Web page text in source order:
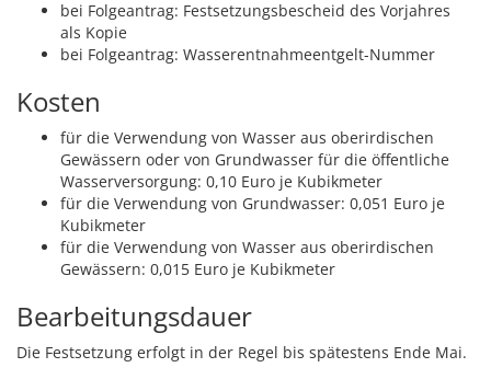
bei Folgeantrag: Festsetzungsbescheid des Vorjahres
als Kopie
bei Folgeantrag: Wasserentnahmeentgelt-Nummer
Kosten
für die Verwendung von Wasser aus oberirdischen
Gewässern oder von Grundwasser für die öffentliche
Wasserversorgung: 0,10 Euro je Kubikmeter
für die Verwendung von Grundwasser: 0,051 Euro je
Kubikmeter
für die Verwendung von Wasser aus oberirdischen
Gewässern: 0,015 Euro je Kubikmeter
Bearbeitungsdauer
Die Festsetzung erfolgt in der Regel bis spätestens Ende Mai.